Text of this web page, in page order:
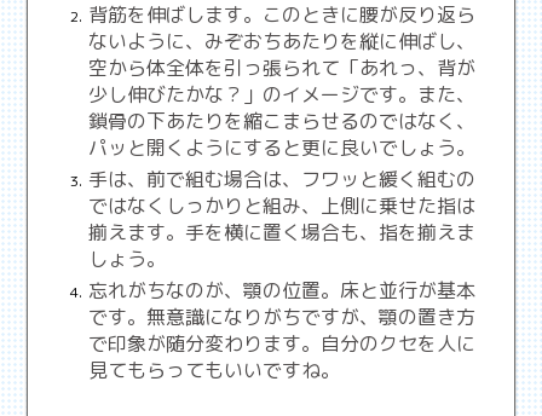
背筋を伸ばします。このときに腰が反り返ら
ないように、みぞおちあたりを縦に伸ばし、
空から体全体を引っ張られて「あれっ、背が
少し伸びたかな？」のイメージです。また、
鎖骨の下あたりを縮こまらせるのではなく、
パッと開くようにすると更に良いでしょう。
手は、前で組む場合は、フワッと緩く組むの
ではなくしっかりと組み、上側に乗せた指は
揃えます。手を横に置く場合も、指を揃えま
しょう。
忘れがちなのが、顎の位置。床と並行が基本
です。無意識になりがちですが、顎の置き方
で印象が随分変わります。自分のクセを人に
見てもらってもいいですね。